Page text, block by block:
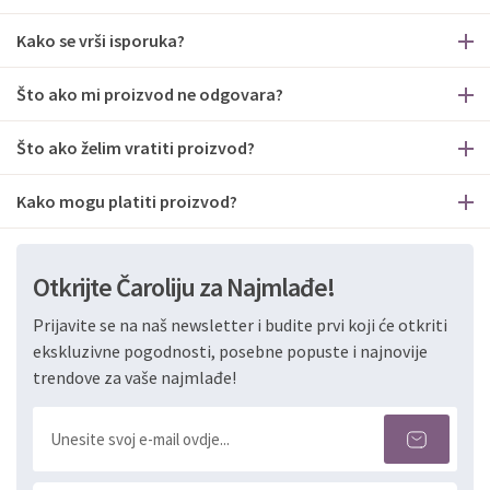
Kako se vrši isporuka?
Što ako mi proizvod ne odgovara?
Što ako želim vratiti proizvod?
Kako mogu platiti proizvod?
Otkrijte Čaroliju za Najmlađe!
Prijavite se na naš newsletter i budite prvi koji će otkriti
ekskluzivne pogodnosti, posebne popuste i najnovije
trendove za vaše najmlađe!